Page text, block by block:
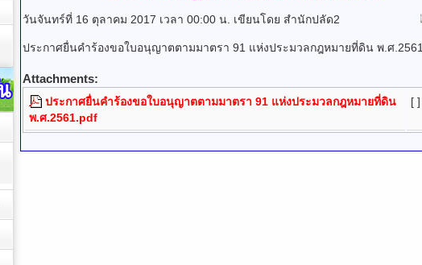
วันจันทร์ที่ 16 ตุลาคม 2017 เวลา 00:00 น. เขียนโดย สำนักปลัด2
ประกาศยื่นคำร้องขอใบอนุญาตตามมาตรา 91 แห่งประมวลกฎหมายที่ดิน พ.ศ.2561
Attachments:
ประกาศยื่นคำร้องขอใบอนุญาตตามมาตรา 91 แห่งประมวลกฎหมายที่ดิน
พ.ศ.2561.pdf
[ ]